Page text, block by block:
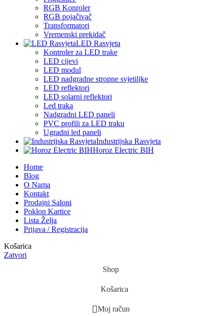
RGB Konroler
RGB pojačivač
Transformatori
Vremenski prekidač
LED Rasvjeta
Kontroler za LED trake
LED cijevi
LED modul
LED nadgradne stropne svjetiljke
LED reflektori
LED solarni reflektori
Led traka
Nadgradni LED paneli
PVC profili za LED traku
Ugradni led paneli
Industrijska Rasvjeta
Horoz Electric BIH
Home
Blog
O Nama
Kontakt
Prodajni Saloni
Poklon Kartice
Lista Želja
Prijava / Registracija
Košarica
Zatvori
Shop
Košarica
Moj račun